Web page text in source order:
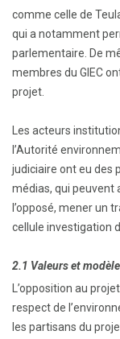
comme celle de
qui a notamment
parlementaire. De
membres du GIEC
projet.
Les acteurs
l’Autorité
judiciaire ont eu des
médias, qui peuvent
l’opposé, mener un
cellule investigation
2.1 Valeurs et
L’opposition au
respect de
les partisans du